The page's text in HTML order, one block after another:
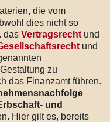
die vom
dies nicht so
das Vertragsrecht und
und
zu
das Finanzamt führen.
und
Hier gilt es, bereits